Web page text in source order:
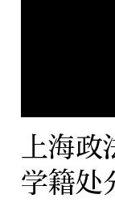
上海
学籍处